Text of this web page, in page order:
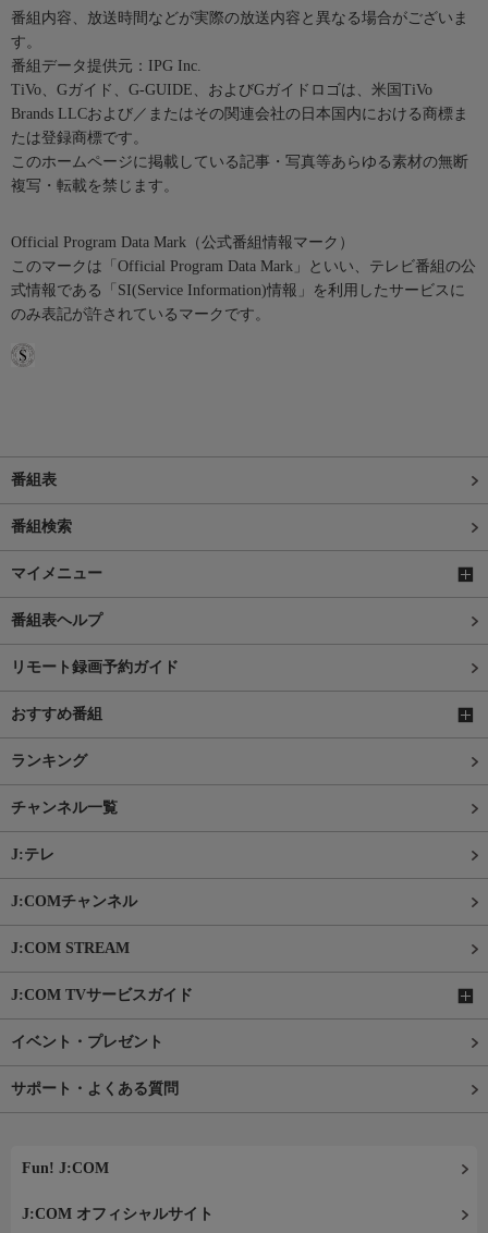
番組内容、放送時間などが実際の放送内容と異なる場合がございま
す。
番組データ提供元：IPG Inc.
TiVo、Gガイド、G-GUIDE、およびGガイドロゴは、米国TiVo
Brands LLCおよび／またはその関連会社の日本国内における商標ま
たは登録商標です。
このホームページに掲載している記事・写真等あらゆる素材の無断
複写・転載を禁じます。
Official Program Data Mark（公式番組情報マーク）
このマークは「Official Program Data Mark」といい、テレビ番組の公
式情報である「SI(Service Information)情報」を利用したサービスに
のみ表記が許されているマークです。
番組表
番組検索
マイメニュー
番組表ヘルプ
リモート録画予約ガイド
おすすめ番組
ランキング
チャンネル一覧
J:テレ
J:COMチャンネル
J:COM STREAM
J:COM TVサービスガイド
イベント・プレゼント
サポート・よくある質問
Fun! J:COM
J:COM オフィシャルサイト